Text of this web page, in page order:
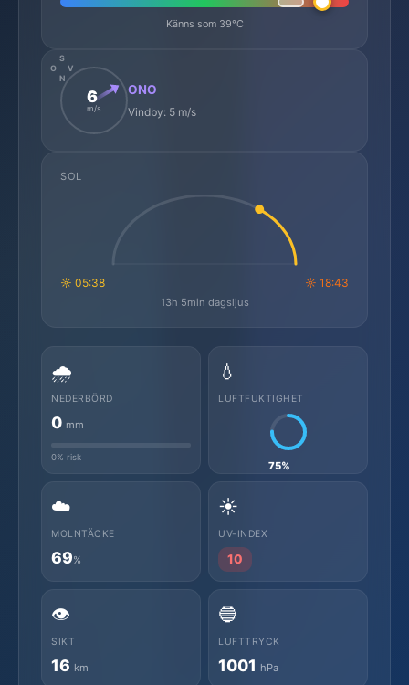
Känns som 39°C
N
S
O
V
6
m/s
ONO
Vindby: 5 m/s
SOL
☼ 05:38 ☼ 18:43
13h 5min dagsljus
🌧️
NEDERBÖRD
0 mm
0% risk
💧
LUFTFUKTIGHET
75%
☁️
MOLNTÄCKE
69%
☀️
UV-INDEX
10
👁️
SIKT
16 km
🔵
LUFTTRYCK
1001 hPa